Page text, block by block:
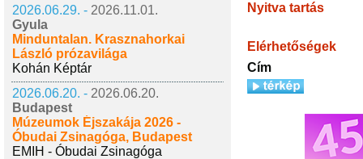
2026.06.29. - 2026.11.01.
Gyula
Minduntalan. Krasznahorkai
László prózavilága
Kohán Képtár
2026.06.20. - 2026.06.20.
Budapest
Múzeumok Éjszakája 2026 -
Óbudai Zsinagóga, Budapest
EMIH - Óbudai Zsinagóga
Nyitva tartás
Elérhetőségek
Cím